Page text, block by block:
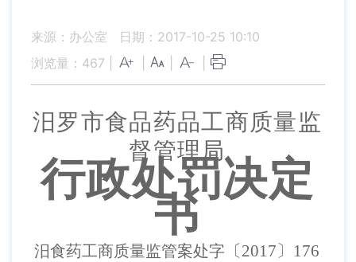
来源：办公室
日期：2017-10-25 10:10
浏览量： 467
汨罗市食品药品工商质量监
督管理局
行政处罚决定
书
汨食药工商质量监管案处字 〔2017〕 176